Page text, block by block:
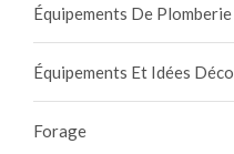
Équipements De Plomberie
Équipements Et Idées Déco
Forage